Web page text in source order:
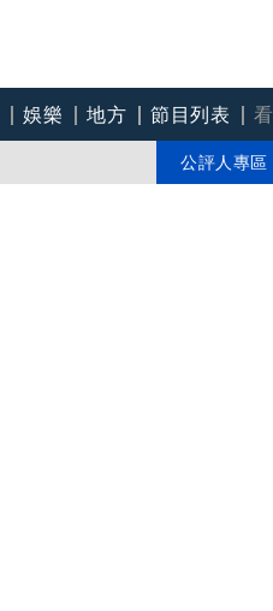
娛樂 地方 節目列表
公評人專區